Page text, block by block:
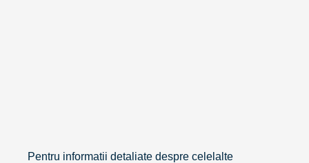
Pentru informatii detaliate despre celelalte